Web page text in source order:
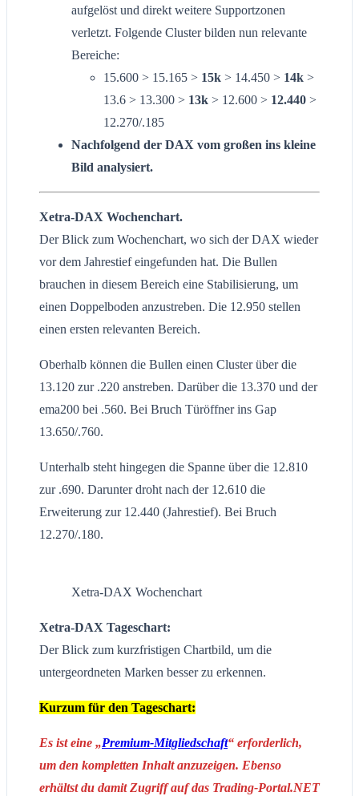
aufgelöst und direkt weitere Supportzonen
verletzt. Folgende Cluster bilden nun relevante
Bereiche:
15.600 > 15.165 > 15k > 14.450 > 14k >
13.6 > 13.300 > 13k > 12.600 > 12.440 >
12.270/.185
Nachfolgend der DAX vom großen ins kleine
Bild analysiert.
Xetra-DAX Wochenchart.
Der Blick zum Wochenchart, wo sich der DAX wieder
vor dem Jahrestief eingefunden hat. Die Bullen
brauchen in diesem Bereich eine Stabilisierung, um
einen Doppelboden anzustreben. Die 12.950 stellen
einen ersten relevanten Bereich.
Oberhalb können die Bullen einen Cluster über die
13.120 zur .220 anstreben. Darüber die 13.370 und der
ema200 bei .560. Bei Bruch Türöffner ins Gap
13.650/.760.
Unterhalb steht hingegen die Spanne über die 12.810
zur .690. Darunter droht nach der 12.610 die
Erweiterung zur 12.440 (Jahrestief). Bei Bruch
12.270/.180.
Xetra-DAX Wochenchart
Xetra-DAX Tageschart:
Der Blick zum kurzfristigen Chartbild, um die
untergeordneten Marken besser zu erkennen.
Kurzum für den Tageschart:
Es ist eine „Premium-Mitgliedschaft“ erforderlich,
um den kompletten Inhalt anzuzeigen. Ebenso
erhältst du damit Zugriff auf das Trading-Portal.NET